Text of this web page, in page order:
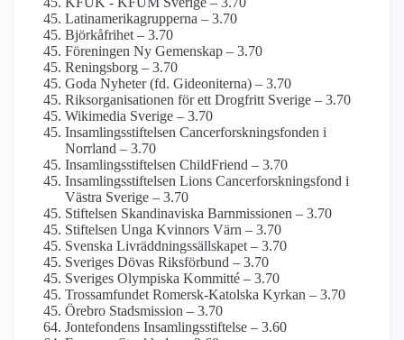
Latinamerika­grupperna – 3.70
Björkåfrihet – 3.70
Föreningen Ny Gemenskap – 3.70
Reningsborg – 3.70
Goda Nyheter (fd. Gideoniterna) – 3.70
Riks­organisationen för ett Drogfritt Sverige – 3.70
Wikimedia Sverige – 3.70
Insamlings­stiftelsen Cancerforsknings­fonden i
Norrland – 3.70
Insamlings­stiftelsen ChildFriend – 3.70
Insamlings­stiftelsen Lions Cancerforsknings­fond i
Västra Sverige – 3.70
Stiftelsen Skandinaviska Barnmissionen – 3.70
Stiftelsen Unga Kvinnors Värn – 3.70
Svenska Livräddningssällskapet – 3.70
Sveriges Dövas Riksförbund – 3.70
Sveriges Olympiska Kommitté – 3.70
Trossamfundet Romersk-Katolska Kyrkan – 3.70
Örebro Stadsmission – 3.70
Jontefondens Insamlings­stiftelse – 3.60